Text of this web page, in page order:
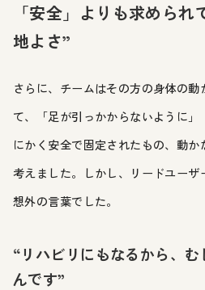
「安全」よりも求めら
地よさ”
さらに、チームはその方の身体の
て、「足が引っかからないように」
にかく安全で固定されたもの、動
考えました。しかし、リードユー
想外の言葉でした。
“リハビリにもなるから、
んです”